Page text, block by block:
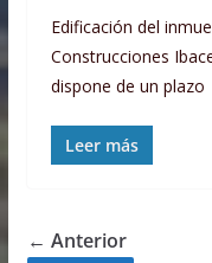
Edificación del
Construcciones
dispone de un plazo
Leer más
← Anterior